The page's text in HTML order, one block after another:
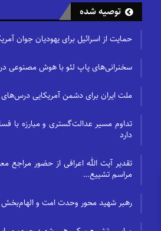
توصیه شده
حمایت از اسرائیل برای یهودیان جوان
سخنرانی‌های پاپ لئو با هوش مصنوعی
ملت ایران برای دشمن آمریکایی
تداوم مسیر عدالت‌گستری و مبارزه با
دارد
تقدیر آیت الله اعرافی از حضور مراجع
مراسم تشییع…
رهبر شهید محور وحدت امت و